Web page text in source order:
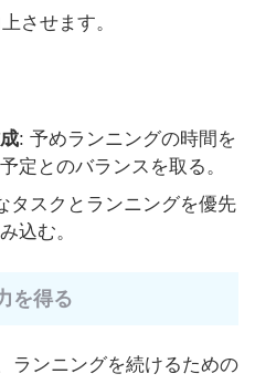
させます。
: 予めランニングの時間を
定とのバランスを取る。
タスクとランニングを優先
込む。
を得る
ランニングを続けるための